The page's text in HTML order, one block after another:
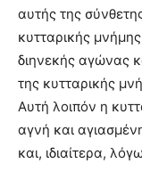
αυτής της
κυτταρικής
διηνεκής αγώνας
της κυτταρικής
Αυτή λοιπόν η
αγνή και
και, ιδιαίτερα,